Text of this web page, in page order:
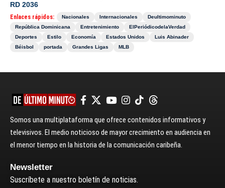
RD 2036
Enlaces rápidos: Nacionales Internacionales
Deultimominuto
República Dominicana
Entretenimiento
ElPeriódicodelaVerdad
Deportes
Estilo Economía Estados Unidos
Luis Abinader
Béisbol
portada Grandes Ligas MLB
Somos una multiplataforma que ofrece contenidos informativos y
televisivos. El medio noticioso de mayor crecimiento en audiencia en
el menor tiempo en la historia de la comunicación caribeña.
Newsletter
Suscríbete a nuestro boletín de noticias.